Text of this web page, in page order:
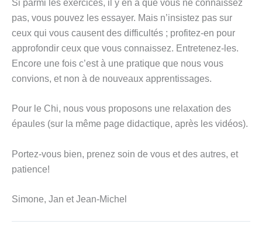
Si parmi les exercices, il y en a que vous ne connaissez
pas, vous pouvez les essayer. Mais n’insistez pas sur
ceux qui vous causent des difficultés ; profitez-en pour
approfondir ceux que vous connaissez. Entretenez-les.
Encore une fois c’est à une pratique que nous vous
convions, et non à de nouveaux apprentissages.
Pour le Chi, nous vous proposons une relaxation des
épaules (sur la même page didactique, après les vidéos).
Portez-vous bien, prenez soin de vous et des autres, et
patience!
Simone, Jan et Jean-Michel